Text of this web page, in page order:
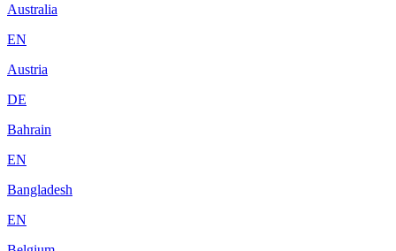
Australia
EN
Austria
DE
Bahrain
EN
Bangladesh
EN